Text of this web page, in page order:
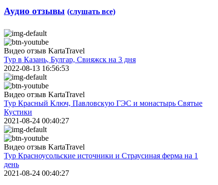
Аудио отзывы (слушать все)
Видео отзыв KartaTravel
Тур в Казань, Булгар, Свияжск на 3 дня
2022-08-13 16:56:53
Видео отзыв KartaTravel
Тур Красный Ключ, Павловскую ГЭС и монастырь Святые
Кустики
2021-08-24 00:40:27
Видео отзыв KartaTravel
Тур Красноусольские источники и Страусиная ферма на 1
день
2021-08-24 00:40:27